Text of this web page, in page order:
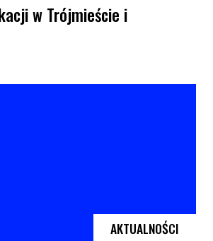
w Trójmieście i
AKTUALNOŚCI